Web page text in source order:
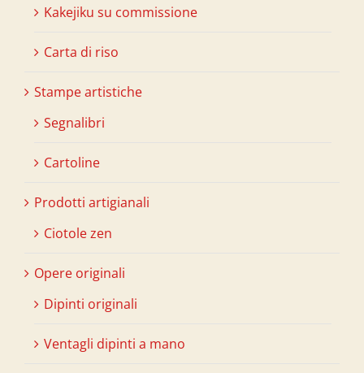
Kakejiku su commissione
Carta di riso
Stampe artistiche
Segnalibri
Cartoline
Prodotti artigianali
Ciotole zen
Opere originali
Dipinti originali
Ventagli dipinti a mano